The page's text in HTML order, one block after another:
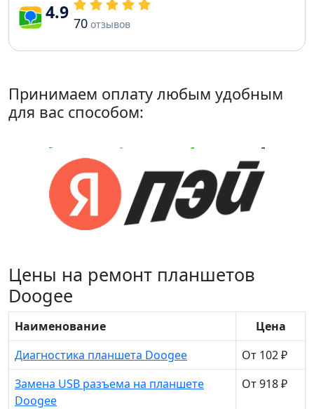
4.9 70 отзывов
Принимаем оплату любым удобным
для вас способом:
Цены на ремонт планшетов
Doogee
Наименование
Цена
Диагностика планшета Doogee
От 102 ₽
Замена USB разъема на планшете
Doogee
От 918 ₽